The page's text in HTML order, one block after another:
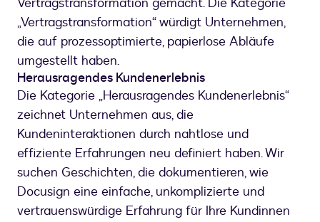
„Vertragstransformation“ würdigt Unternehmen,
die auf prozessoptimierte, papierlose Abläufe
umgestellt haben.
Herausragendes Kundenerlebnis
Die Kategorie „Herausragendes Kundenerlebnis“
zeichnet Unternehmen aus, die
Kundeninteraktionen durch nahtlose und
effiziente Erfahrungen neu definiert haben. Wir
suchen Geschichten, die dokumentieren, wie
Docusign eine einfache, unkomplizierte und
vertrauenswürdige Erfahrung für Ihre Kundinnen